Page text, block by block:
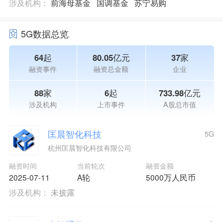
涉及机构： 前海母基金 国调基金 苏宁易购
5G数据总览
64起
融资事件
80.05亿元
融资总金额
37家
企业
88家
涉及机构
6起
上市事件
733.98亿元
A股总市值
匡晨智化科技
杭州匡晨智化科技有限公司
融资时间
2025-07-11
当前轮次
A轮
融资金额
5000万人民币
5G
涉及机构： 未披露